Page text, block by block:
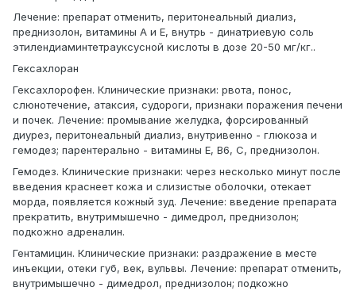
Лечение: препарат отменить, перитонеальный диализ,
преднизолон, витамины А и Е, внутрь - динатриевую соль
этилендиаминтетрауксусной кислоты в дозе 20-50 мг/кг..
Гексахлоран
Гексахлорофен. Клинические признаки: рвота, понос,
слюнотечение, атаксия, судороги, признаки поражения печени
и почек. Лечение: промывание желудка, форсированный
диурез, перитонеальный диализ, внутривенно - глюкоза и
гемодез; парентерально - витамины Е, В6, С, преднизолон.
Гемодез. Клинические признаки: через несколько минут после
введения краснеет кожа и слизистые оболочки, отекает
морда, появляется кожный зуд. Лечение: введение препарата
прекратить, внутримышечно - димедрол, преднизолон;
подкожно адреналин.
Гентамицин. Клинические признаки: раздражение в месте
инъекции, отеки губ, век, вульвы. Лечение: препарат отменить,
внутримышечно - димедрол, преднизолон; подкожно